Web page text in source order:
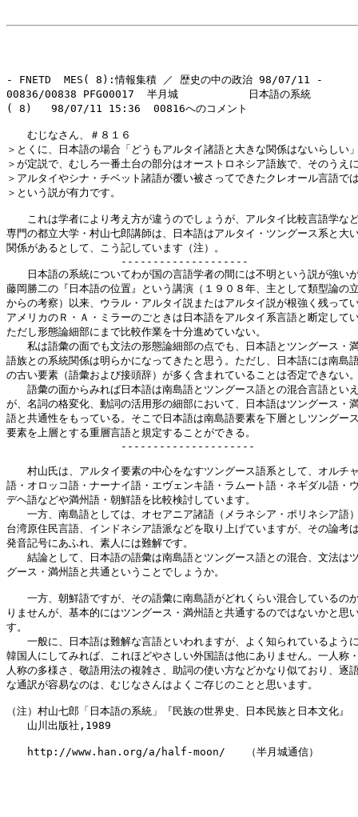
- FNETD  MES( 8):情報集積 ／ 歴史の中の政治 98/07/11 -
00836/00838 PFG00017  半月城           日本語の系統
( 8)   98/07/11 15:36  00816へのコメント
むじなさん、＃８１６
＞とくに、日本語の場合「どうもアルタイ諸語と大きな関係はないらしい
＞が定説で、むしろ一番土台の部分はオーストロネシア語族で、そのうえ
＞アルタイやシナ・チベット諸語が覆い被さってできたクレオール言語で
＞という説が有力です。
これは学者により考え方が違うのでしょうが、アルタイ比較言語学な
専門の都立大学・村山七郎講師は、日本語はアルタイ・ツングース系と大
関係があるとして、こう記しています（注）。
--------------------
日本語の系統についてわが国の言語学者の間には不明という説が強い
藤岡勝二の『日本語の位置』という講演（１９０８年、主として類型論の
からの考察）以来、ウラル・アルタイ説またはアルタイ説が根強く残って
アメリカのＲ・Ａ・ミラーのごときは日本語をアルタイ系言語と断定して
ただし形態論細部にまで比較作業を十分進めていない。
私は語彙の面でも文法の形態論細部の点でも、日本語とツングース・
語族との系統関係は明らかになってきたと思う。ただし、日本語には南島
の古い要素（語彙および接頭辞）が多く含まれていることは否定できない
語彙の面からみれば日本語は南島語とツングース語との混合言語とい
が、名詞の格変化、動詞の活用形の細部において、日本語はツングース・
語と共通性をもっている。そこで日本語は南島語要素を下層としツングー
要素を上層とする重層言語と規定することができる。
---------------------
村山氏は、アルタイ要素の中心をなすツングース語系として、オルチ
語・オロッコ語・ナーナイ語・エヴェンキ語・ラムート語・ネギダル語・
デヘ語などや満州語・朝鮮語を比較検討しています。
一方、南島語としては、オセアニア諸語（メラネシア・ポリネシア語
台湾原住民言語、インドネシア語派などを取り上げていますが、その論考
発音記号にあふれ、素人には難解です。
結論として、日本語の語彙は南島語とツングース語との混合、文法は
グース・満州語と共通ということでしょうか。
一方、朝鮮語ですが、その語彙に南島語がどれくらい混合しているの
りませんが、基本的にはツングース・満州語と共通するのではないかと思
す。
一般に、日本語は難解な言語といわれますが、よく知られているよう
韓国人にしてみれば、これほどやさしい外国語は他にありません。一人称
人称の多様さ、敬語用法の複雑さ、助詞の使い方などかなり似ており、逐
な通訳が容易なのは、むじなさんはよくご存じのことと思います。
（注）村山七郎「日本語の系統」『民族の世界史、日本民族と日本文化』
山川出版社,1989
http://www.han.org/a/half-moon/　　（半月城通信）